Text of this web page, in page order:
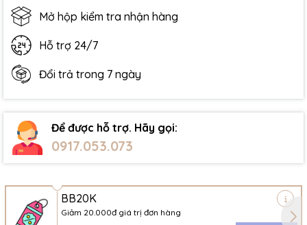
Mở hộp kiểm tra nhận hàng
Hỗ trợ 24/7
Đổi trả trong 7 ngày
Để được hỗ trợ. Hãy gọi:
0917.053.073
BB20K
Giảm 20.000đ giá trị đơn hàng